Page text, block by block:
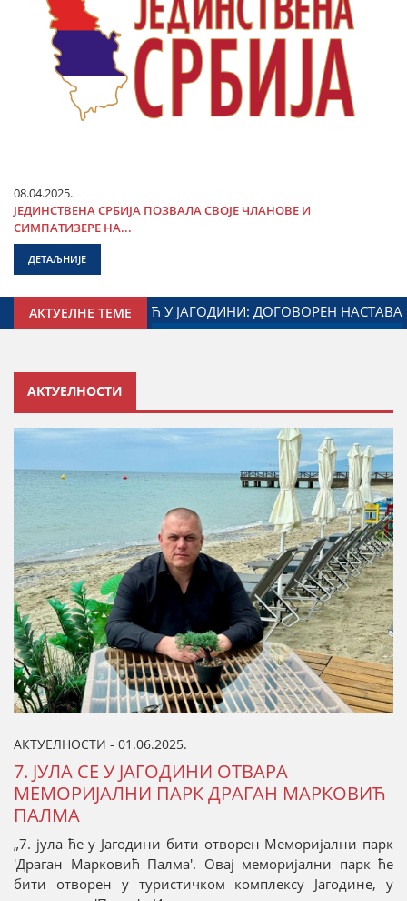
08.04.2025.
ЈЕДИНСТВЕНА СРБИЈА ПОЗВАЛА СВОЈЕ ЧЛАНОВЕ И
СИМПАТИЗЕРЕ НА...
ДЕТАЉНИЈЕ
АКТУЕЛНЕ ТЕМЕЗАДУЖЕНОГ ЗА ОДНОСЕ СА ДИЈАСПОРОМ
АКТУЕЛНОСТИ
АКТУЕЛНОСТИ - 01.06.2025.
7. ЈУЛА СЕ У ЈАГОДИНИ ОТВАРА
МЕМОРИЈАЛНИ ПАРК ДРАГАН МАРКОВИЋ
ПАЛМА
„7. јула ће у Јагодини бити отворен Меморијални парк
'Драган Марковић Палма'. Овај меморијални парк ће
бити отворен у туристичком комплексу Јагодине, у